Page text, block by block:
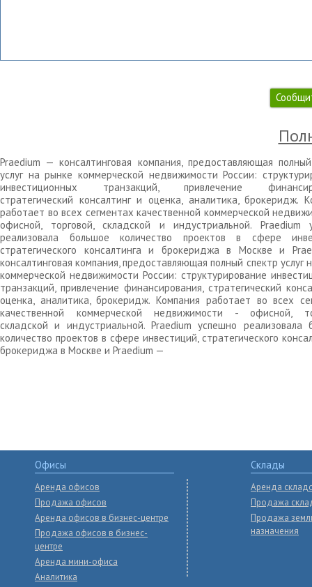
Praedium — консалтинговая компания, предоставляющая
услуг на рынке коммерческой недвижимости России:
инвестиционных транзакций, привлечение
стратегический консалтинг и оценка, аналитика, брокеридж.
работает во всех сегментах качественной коммерческой
офисной, торговой, складской и индустриальной. Praedium
реализовала большое количество проектов в сфере
стратегического консалтинга и брокериджа в Москве и
консалтинговая компания, предоставляющая полный спектр услуг
коммерческой недвижимости России: структурирование
транзакций, привлечение финансирования, стратегический
оценка, аналитика, брокеридж. Компания работает во всех
качественной коммерческой недвижимости - офисной,
складской и индустриальной. Praedium успешно реализовала
количество проектов в сфере инвестиций, стратегического
брокериджа в Москве и Praedium —
Офисы
Аренда офисов
Продажа офисов
Аренда офисов в бизнес-центре
Продажа офисов в бизнес-
центре
Аренда мини-офиса
Аналитика
Склады
Аренда
Продажа
Продажа
назначения